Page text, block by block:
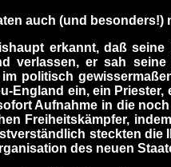
auch (und
erkannt, daß
verlassen, er sah
politisch
England ein, ein
Aufnahme in die
Freiheitskämpfer,
steckten die
des neuen